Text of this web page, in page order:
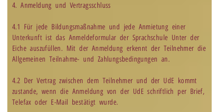
4. Anmeldung und Vertragsschluss
4.1 Für jede Bildungsmaßnahme und jede Anmietung einer
Unterkunft ist das Anmeldeformular der Sprachschule Unter der
Eiche auszufüllen. Mit der Anmeldung erkennt der Teilnehmer die
Allgemeinen Teilnahme- und Zahlungsbedingungen an.
4.2 Der Vertrag zwischen dem Teilnehmer und der UdE kommt
zustande, wenn die Anmeldung von der UdE schriftlich per Brief,
Telefax oder E-Mail bestätigt wurde.